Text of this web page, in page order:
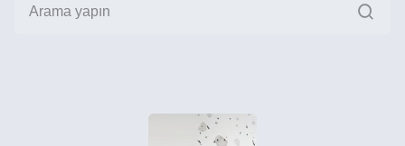
Nasıl Erişirim Ara